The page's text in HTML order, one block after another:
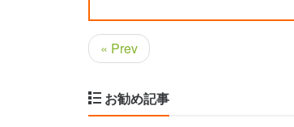
« Prev
お勧め記事